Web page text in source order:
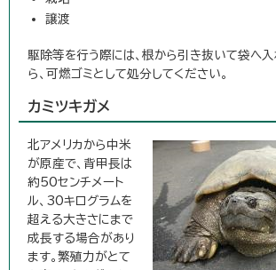
譲渡
駆除等を行う際には、根から引き抜いて袋へ入
ら、可燃ゴミとして処分してください。
カミツキガメ
北アメリカから中米
が原産で、背甲長は
約50センチメート
ル、30キログラムを
超える大きさにまで
成長する場合があり
ます。繁殖力がとて